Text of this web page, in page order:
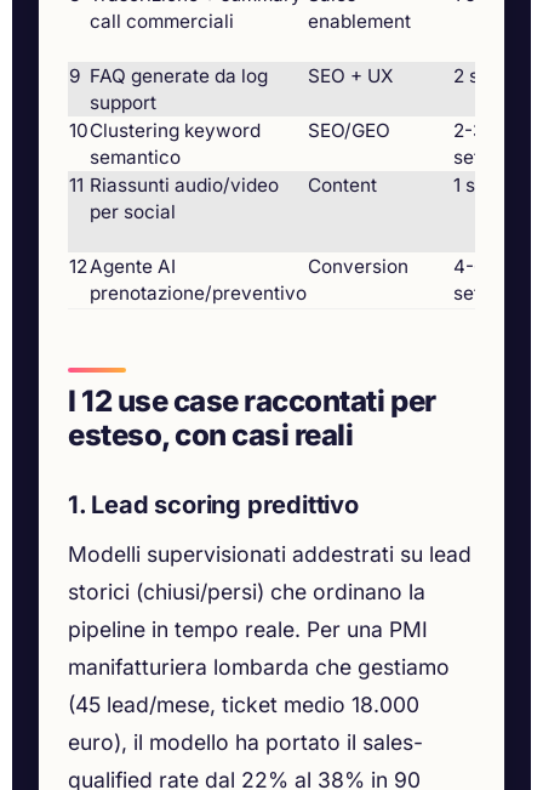
call commerciali
enablement
9 FAQ generate da log
support
SEO + UX 2 sett.
10Clustering keyword
semantico
SEO/GEO
2-3
sett.
11 Riassunti audio/video
per social
Content 1 sett.
12Agente AI
prenotazione/preventivo
Conversion
4-6
sett.
I 12 use case raccontati per
esteso, con casi reali
1. Lead scoring predittivo
Modelli supervisionati addestrati su lead
storici (chiusi/persi) che ordinano la
pipeline in tempo reale. Per una PMI
manifatturiera lombarda che gestiamo
(45 lead/mese, ticket medio 18.000
euro), il modello ha portato il sales-
qualified rate dal 22% al 38% in 90